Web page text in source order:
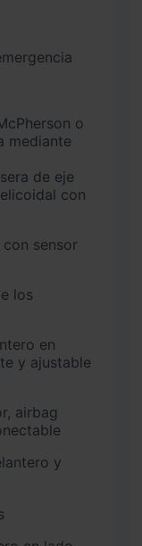
mediante
de eje
con
y ajustable